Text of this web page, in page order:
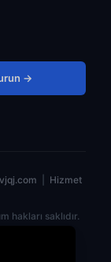
→
Hizmet
hakları saklıdır.